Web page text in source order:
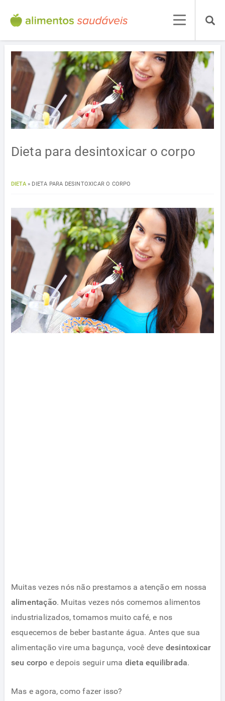
Dieta para desintoxicar o corpo
DIETA» DIETA PARA DESINTOXICAR O CORPO
Muitas vezes nós não prestamos a atenção em nossa
alimentação. Muitas vezes nós comemos alimentos
industrializados, tomamos muito café, e nos
esquecemos de beber bastante água. Antes que sua
alimentação vire uma bagunça, você deve desintoxicar
seu corpo e depois seguir uma dieta equilibrada.
Mas e agora, como fazer isso?